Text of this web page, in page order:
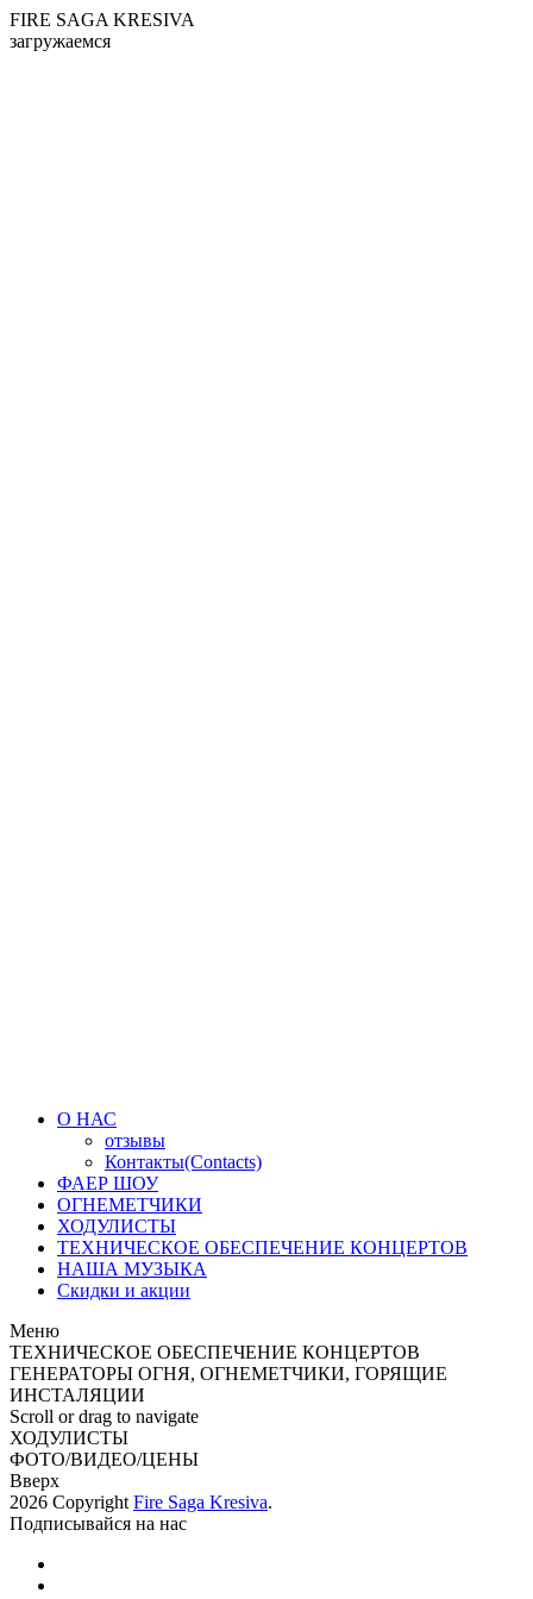
FIRE SAGA KRESIVA
загружаемся
О НАС
отзывы
Контакты(Contacts)
ФАЕР ШОУ
ОГНЕМЕТЧИКИ
ХОДУЛИСТЫ
ТЕХНИЧЕСКОЕ ОБЕСПЕЧЕНИЕ КОНЦЕРТОВ
НАША МУЗЫКА
Скидки и акции
Меню
ТЕХНИЧЕСКОЕ ОБЕСПЕЧЕНИЕ КОНЦЕРТОВ
ГЕНЕРАТОРЫ ОГНЯ, ОГНЕМЕТЧИКИ, ГОРЯЩИЕ
ИНСТАЛЯЦИИ
Scroll or drag to navigate
ХОДУЛИСТЫ
ФОТО/ВИДЕО/ЦЕНЫ
Вверх
2026 Copyright Fire Saga Kresiva.
Подписывайся на нас